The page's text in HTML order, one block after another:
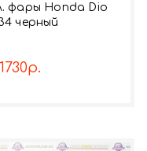
фары Honda Dio
черный
1730р.